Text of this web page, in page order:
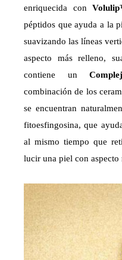
enriquecida con
péptidos que ayuda a la
suavizando las líneas
aspecto más relleno,
contiene un
combinación de los
se encuentran
fitoesfingosina, que
al mismo tiempo que
lucir una piel con aspecto